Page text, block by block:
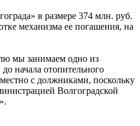
в размере 374 млн. руб.
механизма ее погашения, на
мы занимаем одно из
начала отопительного
с должниками, поскольку
Волгоградской